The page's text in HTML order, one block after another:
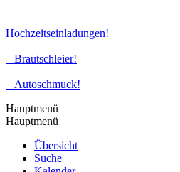
Hochzeitseinladungen!
Brautschleier!
Autoschmuck!
Hauptmenü
Hauptmenü
Übersicht
Suche